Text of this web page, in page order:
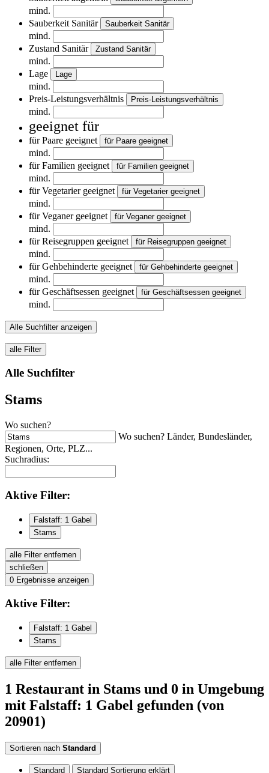
mind.
Sauberkeit Sanitär
Sauberkeit Sanitär
mind.
Zustand Sanitär
Zustand Sanitär
mind.
Lage
Lage
mind.
Preis-Leistungsverhältnis
Preis-Leistungsverhältnis
mind.
geeignet für
für Paare geeignet für Paare geeignet
mind.
für Familien geeignet
für Familien geeignet
mind.
für Vegetarier geeignet
für Vegetarier geeignet
mind.
für Veganer geeignet
für Veganer geeignet
mind.
für Reisegruppen geeignet
für Reisegruppen geeignet
mind.
für Gehbehinderte geeignet
für Gehbehinderte geeignet
mind.
für Geschäftsessen geeignet
für Geschäftsessen geeignet
mind.
Alle Suchfilter anzeigen
alle Filter
Alle Suchfilter
Stams
Wo suchen?
Wo suchen? Länder, Bundesländer,
Regionen, Orte, PLZ...
Suchradius:
Aktive Filter:
Falstaff: 1 Gabel
Stams
alle Filter entfernen
schließen
0 Ergebnisse anzeigen
Aktive Filter:
Falstaff: 1 Gabel
Stams
alle Filter entfernen
1 Restaurant in Stams und 0 in Umgebung
mit Falstaff: 1 Gabel gefunden (von
20901)
Sortieren nach Standard
Standard Standard Sortierung erklärt